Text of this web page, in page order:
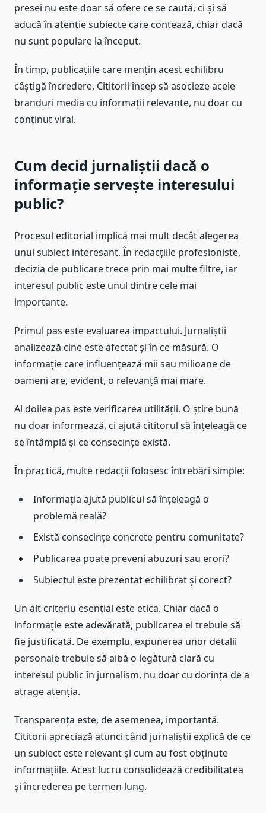
presei nu este doar să ofere ce se caută, ci și să
aducă în atenție subiecte care contează, chiar dacă
nu sunt populare la început.
În timp, publicațiile care mențin acest echilibru
câștigă încredere. Cititorii încep să asocieze acele
branduri media cu informații relevante, nu doar cu
conținut viral.
Cum decid jurnaliștii dacă o
informație servește interesului
public?
Procesul editorial implică mai mult decât alegerea
unui subiect interesant. În redacțiile profesioniste,
decizia de publicare trece prin mai multe filtre, iar
interesul public este unul dintre cele mai
importante.
Primul pas este evaluarea impactului. Jurnaliștii
analizează cine este afectat și în ce măsură. O
informație care influențează mii sau milioane de
oameni are, evident, o relevanță mai mare.
Al doilea pas este verificarea utilității. O știre bună
nu doar informează, ci ajută cititorul să înțeleagă ce
se întâmplă și ce consecințe există.
În practică, multe redacții folosesc întrebări simple:
Informația ajută publicul să înțeleagă o
problemă reală?
Există consecințe concrete pentru comunitate?
Publicarea poate preveni abuzuri sau erori?
Subiectul este prezentat echilibrat și corect?
Un alt criteriu esențial este etica. Chiar dacă o
informație este adevărată, publicarea ei trebuie să
fie justificată. De exemplu, expunerea unor detalii
personale trebuie să aibă o legătură clară cu
interesul public în jurnalism, nu doar cu dorința de a
atrage atenția.
Transparența este, de asemenea, importantă.
Cititorii apreciază atunci când jurnaliștii explică de ce
un subiect este relevant și cum au fost obținute
informațiile. Acest lucru consolidează credibilitatea
și încrederea pe termen lung.